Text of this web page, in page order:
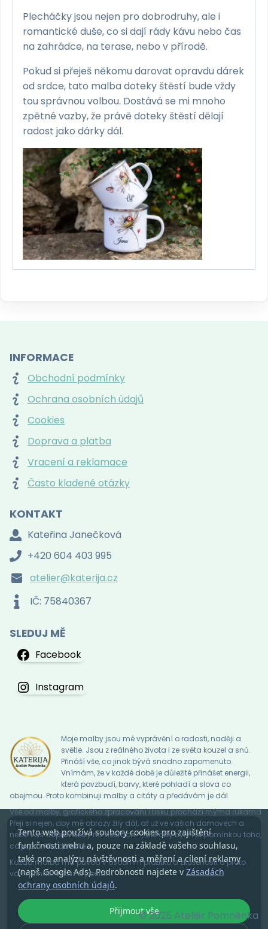
Plecháčky jsou nejen pro dobrodruhy, ale i
romantické duše, co si dají rády kávu nebo čas
na zahrádce, na terase, nebo v přírodě.
Pokud si přeješ někomu darovat opravdu dárek
od srdce, tato malba doteky štěstí bude vždy
tou správnou volbou. Dostává se mi mnoho
zpětné vazby, že právě doteky štěstí dělají
radost jako dárky dál.
INFORMACE
Obchodní podmínky
Ochrana osobních údajů
Cookies
Doprava a platba
Vracení a reklamace
Často kladené otázky
KONTAKT
Kateřina Janečková
+420 604 403 995
atelier@katerija.cz
IČ: 75840367
SLEDUJ MĚ
Facebook
Instagram
Moje malby jsou mé vyprávění o radosti, naději a
světle. Jsou z reálného života i ze světa kouzel a snů.
Přináší vše, co jinak bývá snadno zapomenuto.
Vnímám, že v každé době je důležité přinášet energii,
která povzbudí, barvy, které pohladí a slova co
obejmou. Proto kombinuji malby a citáty a předávám je dál.
Vše od malby, grafického zpracování i tisku prochází mýma rukama.
Přeji si nejen, aby mé obrazy žily dál, ať už ve vašich domovech a
nebo vás doprovázely na cestách … , ale aby byly i připomínkou toho,
co je pro vás důležité.
Každá malba má původ v osobním prožitku a zkušenosti a proto
vám přináší vzkaz a poslání.
© 2025 Ateliér Pomněnka
Tento web používá soubory cookies pro zajištění
funkčnosti webu a, pouze na základě vašeho souhlasu,
také pro analýzu návštěvnosti a měření a cílení reklamy
(např. Google Ads). Podrobnosti najdete v Zásadách
ochrany osobních údajů.
Přijmout vše